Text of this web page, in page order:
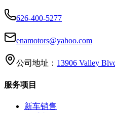
626-400-5277
enamotors@yahoo.com
公司地址： 13906 Valley
服务项目
新车销售